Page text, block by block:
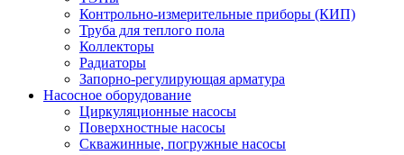
Контрольно-измерительные приборы (КИП)
Труба для теплого пола
Коллекторы
Радиаторы
Запорно-регулирующая арматура
Насосное оборудование
Циркуляционные насосы
Поверхностные насосы
Скважинные, погружные насосы